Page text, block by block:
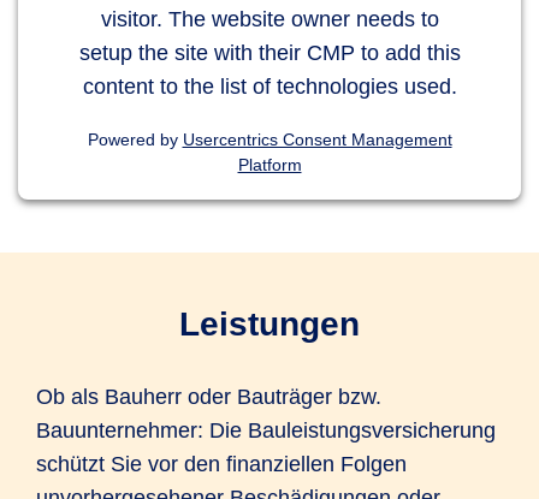
visitor. The website owner needs to
setup the site with their CMP to add this
content to the list of technologies used.
Powered by Usercentrics Consent Management
Platform
Leistungen
Ob als Bauherr oder Bauträger bzw.
Bauunternehmer: Die Bauleistungsversicherung
schützt Sie vor den finanziellen Folgen